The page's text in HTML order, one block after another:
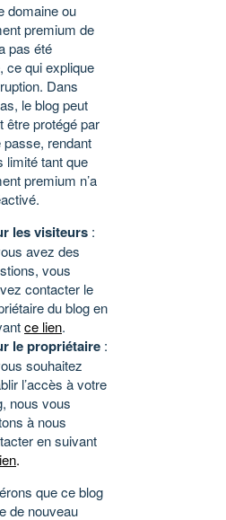
domaine ou
premium de
pas été
ce qui explique
Dans
le blog peut
être protégé par
passe, rendant
limité tant que
premium n’a
les visiteurs :
avez des
vous
contacter le
du blog en
ce lien.
le propriétaire :
souhaitez
l’accès à votre
nous vous
à nous
en suivant
.
que ce blog
de nouveau